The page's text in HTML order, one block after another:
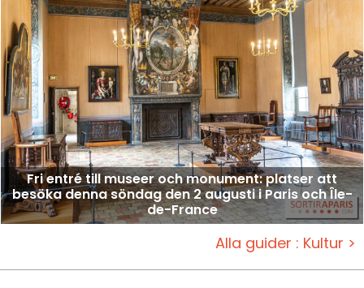
Fri entré till museer och monument: platser att
besöka denna söndag den 2 augusti i Paris och Île-
de-France
Alla guider : Kultur >